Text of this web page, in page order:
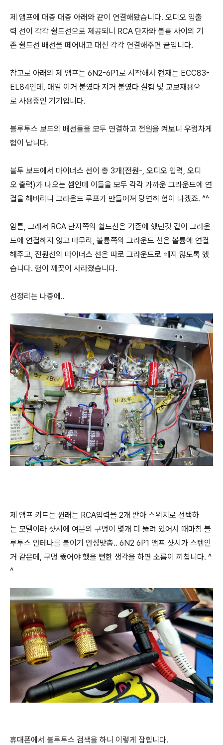
제 앰프에 대충 대충 아래와 같이 연결해봤습니다. 오디오 입출
력 선이 각각 쉴드선으로 제공되니 RCA 단자와 볼륨 사이의 기
존 쉴드선 배선을 떼어내고 대신 각각 연결해주면 끝입니다.
참고로 아래의 제 앰프는 6N2-6P1로 시작해서 현재는 ECC83-
EL84인데, 매일 이거 붙였다 저거 붙였다 실험 및 교보재용으
로 사용중인 기기입니다.
​블루투스 보드의 배선들을 모두 연결하고 전원을 켜보니 우렁차게
험이 납니다.
블투 보드에서 마이너스 선이 총 3개(전원-, 오디오 입력, 오디
오 출력)가 나오는 셈인데 이들을 모두 각각 가까운 그라운드에 연
결을 해버리니 그라운드 루프가 만들어져 당연히 험이 나겠죠. ^^
암튼, 그래서 RCA 단자쪽의 쉴드선은 기존에 했던것 같이 그라운
드에 연결하지 않고 마무리, 볼륨쪽의 그라운드 선은 볼륨에 연결
해주고, 전원선의 마이너스 선은 따로 그라운드로 빼지 않도록 했
습니다. 험이 깨끗이 사라졌습니다.
​선정리는 나중에..
제 앰프 키트는 원래는 RCA입력을 2개 받아 스위치로 선택하
는 모델이라 샷시에 여분의 구멍이 몇개 더 뚫려 있어서 때마침 블
루투스 안테나를 붙이기 안성맞춤.. 6N2 6P1 앰프 샷시가 스텐인
거 같은데, 구멍 뚫어야 했을 뻔한 생각을 하면 소름이 끼칩니다. ^
^
휴대폰에서 블루투스 검색을 하니 이렇게 잡힙니다.